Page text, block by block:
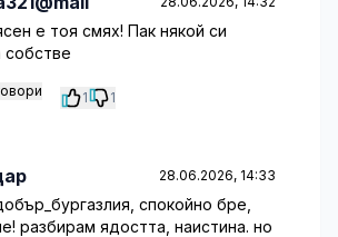
е тоя смях! Пак някой си
собстве
1 1
28.06.2026, 14:33
спокойно бре,
разбирам ядостта, наистина. но